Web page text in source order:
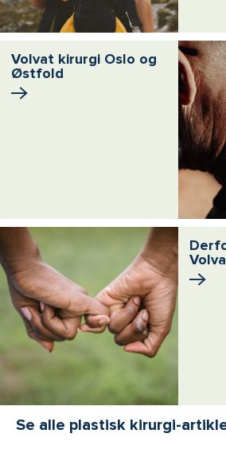
Volvat kirurgi Oslo og
Østfold
Se alle plastisk kirurgi-